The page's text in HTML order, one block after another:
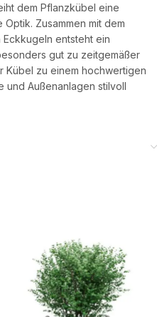
dem Pflanzkübel eine
Zusammen mit dem
entsteht ein
gut zu zeitgemäßer
Kübel zu einem hochwertigen
und Außenanlagen stilvoll